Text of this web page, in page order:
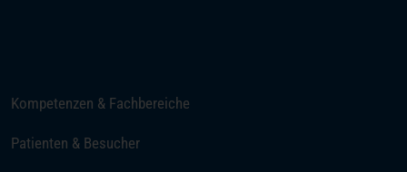
Kompetenzen & Fachbereiche
Patienten & Besucher